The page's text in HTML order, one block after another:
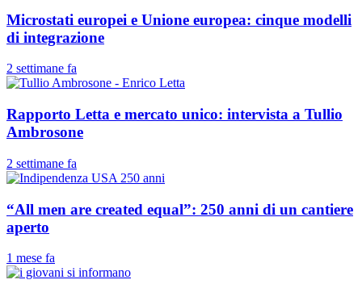
Microstati europei e Unione europea: cinque modelli
di integrazione
2 settimane fa
Rapporto Letta e mercato unico: intervista a Tullio
Ambrosone
2 settimane fa
“All men are created equal”: 250 anni di un cantiere
aperto
1 mese fa